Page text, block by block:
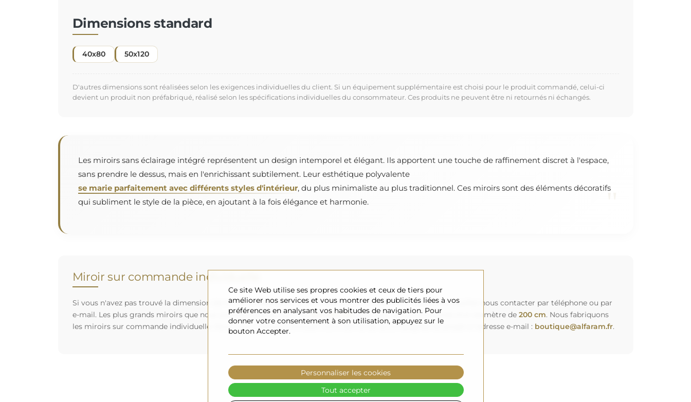
Dimensions standard
40x80 50x120
D'autres dimensions sont réalisées selon les exigences individuelles du client. Si un équipement supplémentaire est choisi pour le produit commandé, celui-ci
devient un produit non préfabriqué, réalisé selon les spécifications individuelles du consommateur. Ces produits ne peuvent être ni retournés ni échangés.
Les miroirs sans éclairage intégré représentent un design intemporel et élégant. Ils apportent une touche de raffinement discret à l'espace,
sans prendre le dessus, mais en l'enrichissant subtilement. Leur esthétique polyvalente
se marie parfaitement avec différents styles d'intérieur, du plus minimaliste au plus traditionnel. Ces miroirs sont des éléments décoratifs
qui subliment le style de la pièce, en ajoutant à la fois élégance et harmonie.
"
Miroir sur commande individuelle
Si vous n'avez pas trouvé la dimension de miroir souhaitée ou si vous avez besoin d'une autre répartition, veuillez nous contacter par téléphone ou par
e-mail. Les plus grands miroirs que nous pouvons réaliser sont de200×300 cmainsi que des miroirs ronds d'un diamètre de 200 cm. Nous fabriquons
les miroirs sur commande individuelle. Nous vous invitons à envoyer votre demande accompagnée du projet à l'adresse e-mail : boutique@alfaram.fr.
Ce site Web utilise ses propres cookies et ceux de tiers pour
améliorer nos services et vous montrer des publicités liées à vos
préférences en analysant vos habitudes de navigation. Pour
donner votre consentement à son utilisation, appuyez sur le
bouton Accepter.
Personnaliser les cookies
Tout accepter